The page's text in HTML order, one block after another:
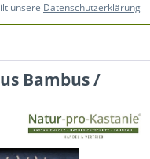
unsere Datenschutzerklärung
Bambus /